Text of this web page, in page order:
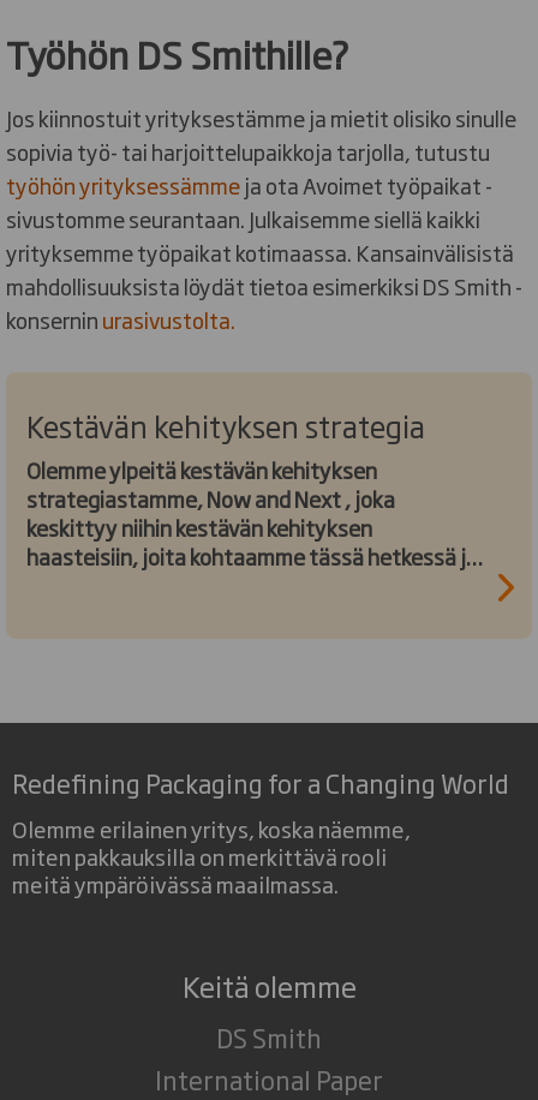
Työhön DS Smithille?
Jos kiinnostuit yrityksestämme ja mietit olisiko sinulle
sopivia työ- tai harjoittelupaikkoja tarjolla, tutustu
työhön yrityksessämmeja ota Avoimet työpaikat -
sivustomme seurantaan. Julkaisemme siellä kaikki
yrityksemme työpaikat kotimaassa. Kansainvälisistä
mahdollisuuksista löydät tietoa esimerkiksi DS Smith -
konserninurasivustolta.
Kestävän kehityksen strategia
Olemme ylpeitä kestävän kehityksen
strategiastamme, Now and Next , joka
keskittyy niihin kestävän kehityksen
haasteisiin, joita kohtaamme tässä hetkessä ja
Redefining Packaging for a Changing World
Olemme erilainen yritys, koska näemme,
miten pakkauksilla on merkittävä rooli
meitä ympäröivässä maailmassa.
Keitä olemme
DS Smith
International Paper